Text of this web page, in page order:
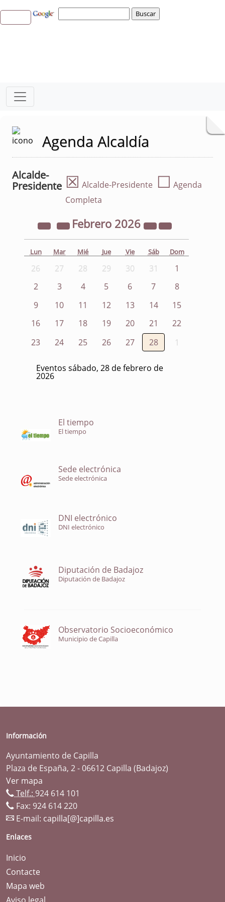
Agenda Alcaldía
Alcalde-
Presidente ☒ Alcalde-Presidente ☐ Agenda
Completa
Febrero 2026
Lun Mar Mié Jue Vie Sáb Dom
26 27 28 29 30 31
1
2
3 4 5 6 7
8
9
10 11 12 13 14
15
16
17 18 19 20 21
22
23
24 25 26 27 28 1
Eventos sábado, 28 de febrero de
2026
El tiempo
El tiempo
Sede electrónica
Sede electrónica
DNI electrónico
DNI electrónico
Diputación de Badajoz
Diputación de Badajoz
Observatorio Socioeconómico
Municipio de Capilla
Información
Ayuntamiento de Capilla
Plaza de España, 2 - 06612 Capilla (Badajoz)
Ver mapa
Telf.: 924 614 101
Fax: 924 614 220
E-mail: capilla[@]capilla.es
Enlaces
Inicio
Contacte
Mapa web